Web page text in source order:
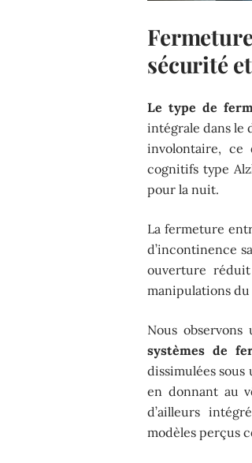
sécurité
Le type de
intégrale dans le
involontaire, ce
cognitifs type
pour la nuit.
La fermeture
d’incontinence
ouverture
manipulations
Nous
systèmes de
dissimulées
en donnant au
d’ailleurs
modèles perçus